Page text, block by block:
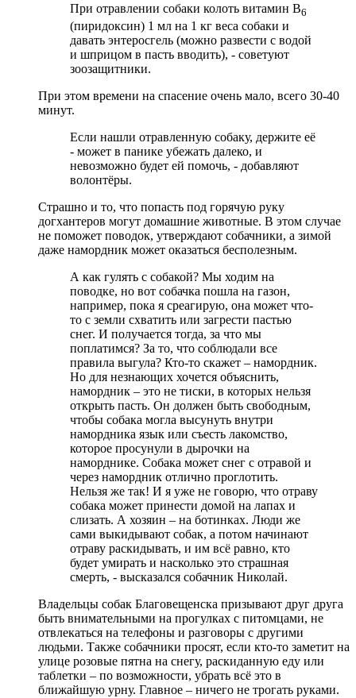
При отравлении собаки колоть витамин В6
(пиридоксин) 1 мл на 1 кг веса собаки и
давать энтеросгель (можно развести с водой
и шприцом в пасть вводить), - советуют
зоозащитники.
При этом времени на спасение очень мало, всего 30-40
минут.
Если нашли отравленную собаку, держите её
- может в панике убежать далеко, и
невозможно будет ей помочь, - добавляют
волонтёры.
Страшно и то, что попасть под горячую руку
догхантеров могут домашние животные. В этом случае
не поможет поводок, утверждают собачники, а зимой
даже намордник может оказаться бесполезным.
А как гулять с собакой? Мы ходим на
поводке, но вот собачка пошла на газон,
например, пока я среагирую, она может что-
то с земли схватить или загрести пастью
снег. И получается тогда, за что мы
поплатимся? За то, что соблюдали все
правила выгула? Кто-то скажет – намордник.
Но для незнающих хочется объяснить,
намордник – это не тиски, в которых нельзя
открыть пасть. Он должен быть свободным,
чтобы собака могла высунуть внутри
намордника язык или съесть лакомство,
которое просунули в дырочки на
наморднике. Собака может снег с отравой и
через намордник отлично проглотить.
Нельзя же так! И я уже не говорю, что отраву
собака может принести домой на лапах и
слизать. А хозяин – на ботинках. Люди же
сами выкидывают собак, а потом начинают
отраву раскидывать, и им всё равно, кто
будет умирать и насколько это страшная
смерть, - высказался собачник Николай.
Владельцы собак Благовещенска призывают друг друга
быть внимательными на прогулках с питомцами, не
отвлекаться на телефоны и разговоры с другими
людьми. Также собачники просят, если кто-то заметит на
улице розовые пятна на снегу, раскиданную еду или
таблетки – по возможности, убрать всё это в
ближайшую урну. Главное – ничего не трогать руками.